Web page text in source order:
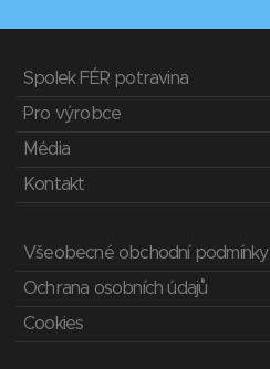
Spolek FÉR potravina
Pro výrobce
Média
Kontakt
Všeobecné obchodní podmínky
Ochrana osobních údajů
Cookies